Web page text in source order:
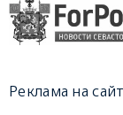
Реклама на